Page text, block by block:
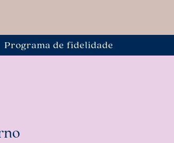
Programa de fidelidade